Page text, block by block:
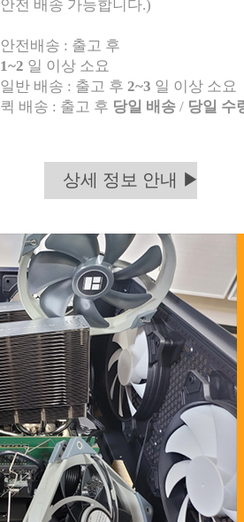
안전 배송 가능합니다.)
안전배송 : 출고 후
1~2 일 이상 소요
일반 배송 : 출고 후 2~3 일 이상 소요
퀵 배송 : 출고 후 당일 배송 / 당일 수
상세 정보 안내 ▶